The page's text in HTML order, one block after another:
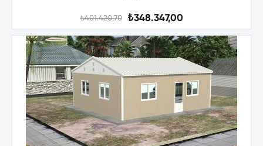
₺401.420,70 ₺348.347,00